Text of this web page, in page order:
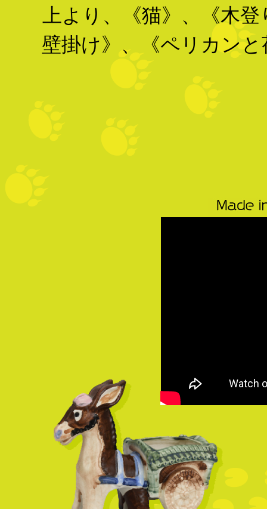
上より、《猫》、《木
壁掛け》、《ペリカン